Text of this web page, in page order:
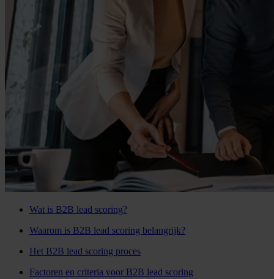
Wat is B2B lead scoring?
Waarom is B2B lead scoring belangrijk?
Het B2B lead scoring proces
Factoren en criteria voor B2B lead scoring